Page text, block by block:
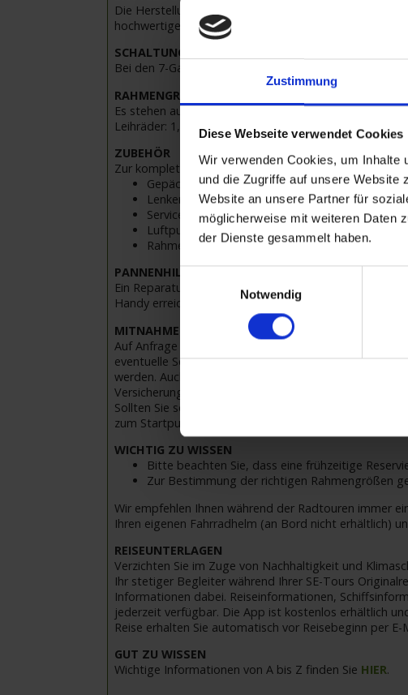
Zustimmung
Diese Webseite verwendet Cookies
Wir verwenden Cookies, um Inhalte
und die Zugriffe auf unsere Website
Website an unsere Partner für
möglicherweise mit weiteren Daten
der Dienste gesammelt haben.
Einwilligungsauswahl
Notwendig
Die Herstellung der Unisex-Sättel erfolgt nach
hochwertigen Materialien sorgt für ein hohes Maß an
SCHALTUNG VON SHIMANO
Bei den 7-Gang Rädern wird die Shimano NEXUS-7-
RAHMENGRÖSSEN
Es stehen auf vielen Schiffen 28 Zoll Unisex-Räder
Leihräder: 1,50 m
ZUBEHÖR
Zur kompletten Ausrüstung gehört natürlich auch
Gepäckträgertasche (wasserabweisend)
Lenkertasche (wasserabweisend)
Service-Set mit Werkzeug und Ersatzschlauch
Luftpumpe
Rahmenschloss
PANNENHILFE FÜR DIE LEIHRÄDER
Ein Reparaturset zur eigenen Behebung kleinerer
Handy erreichbar und hilft Ihnen weiter
MITNAHME EIGENES RAD
Auf Anfrage in begrenzter Anzahl möglich. E-Bikes
eventuelle Schäden – das gilt auch für
werden. Auch die Pannenhilfe durch die SE-Tours
Versicherung für Ihr eigenes Rad. Bitte beachten Sie:
Sollten Sie schon eine Radversicherung
zum Startpunkt Ihrer Reise und zurück zum
WICHTIG ZU WISSEN
Bitte beachten Sie, dass eine frühzeitige
Zur Bestimmung der richtigen Rahmengrößen
Wir empfehlen Ihnen während der Radtouren immer
Ihren eigenen Fahrradhelm (an Bord nicht erhältlich)
REISEUNTERLAGEN
Verzichten Sie im Zuge von Nachhaltigkeit und
Ihr stetiger Begleiter während Ihrer SE-Tours
Informationen dabei. Reiseinformationen,
jederzeit verfügbar. Die App ist kostenlos erhältlich
Reise erhalten Sie automatisch vor Reisebeginn per E-
GUT ZU WISSEN
Wichtige Informationen von A bis Z finden Sie HIER.